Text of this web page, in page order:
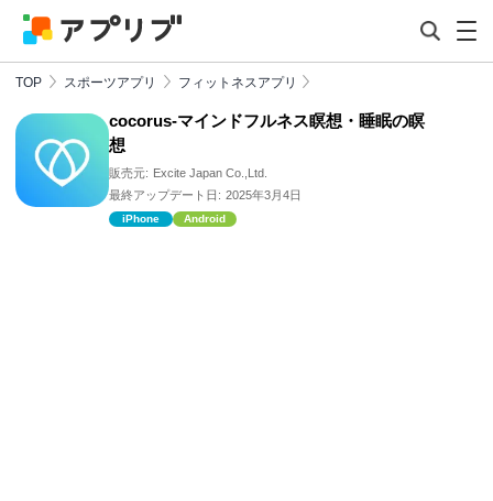
TOP スポーツアプリ フィットネスアプリ
cocorus-マインドフルネス瞑想・睡眠の瞑
想
販売元: Excite Japan Co.,Ltd.
最終アップデート日: 2025年3月4日
iPhone Android